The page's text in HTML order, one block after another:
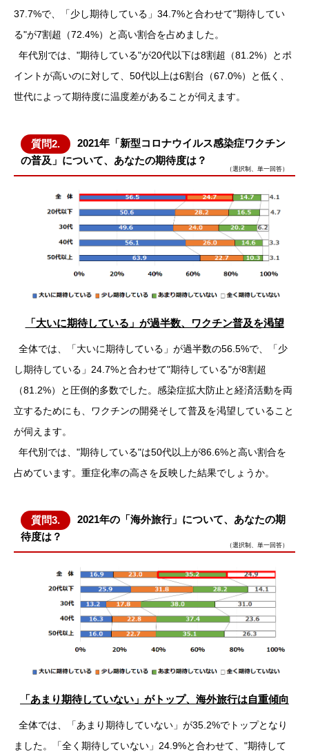
37.7%で、「少し期待している」34.7%と合わせて"期待してい
る"が7割超（72.4%）と高い割合を占めました。
年代別では、"期待している"が20代以下は8割超（81.2%）とポ
イントが高いのに対して、50代以上は6割台（67.0%）と低く、
世代によって期待度に温度差があることが伺えます。
質問2.
2021年「新型コロナウイルス感染症ワクチン
の普及」について、あなたの期待度は？
（選択制、単一回答）
「大いに期待している」が過半数、ワクチン普及を渇望
全体では、「大いに期待している」が過半数の56.5%で、「少
し期待している」24.7%と合わせて"期待している"が8割超
（81.2%）と圧倒的多数でした。感染症拡大防止と経済活動を両
立するためにも、ワクチンの開発そして普及を渇望していること
が伺えます。
年代別では、"期待している"は50代以上が86.6%と高い割合を
占めています。重症化率の高さを反映した結果でしょうか。
質問3.
2021年の「海外旅行」について、あなたの期
待度は？
（選択制、単一回答）
「あまり期待していない」がトップ、海外旅行は自重傾向
全体では、「あまり期待していない」が35.2%でトップとなり
ました。「全く期待していない」24.9%と合わせて、"期待して